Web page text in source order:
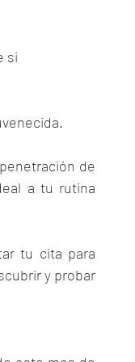
si
de
a tu rutina
tu cita para
y probar